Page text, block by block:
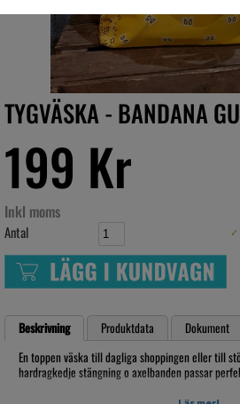
TYGVÄSKA - BANDANA
199 Kr
Inkl moms
Antal ✓
Beskrivning Produktdata
Dokument
En toppen väska till dagliga shoppingen eller till
hardragkedje stängning o axelbanden passar